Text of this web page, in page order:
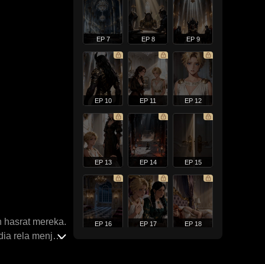
hasrat mereka.
rela menjadi
EP 7 EP 8 EP 9
EP 10 EP 11 EP 12
EP 13 EP 14 EP 15
EP 16 EP 17 EP 18